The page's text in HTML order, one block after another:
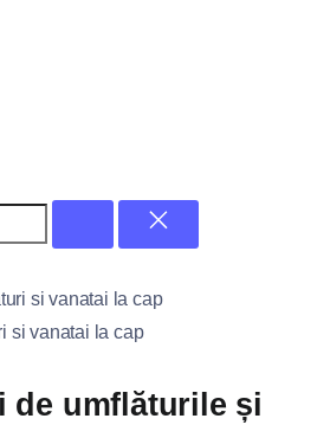
si vanatai la cap
de umflăturile și